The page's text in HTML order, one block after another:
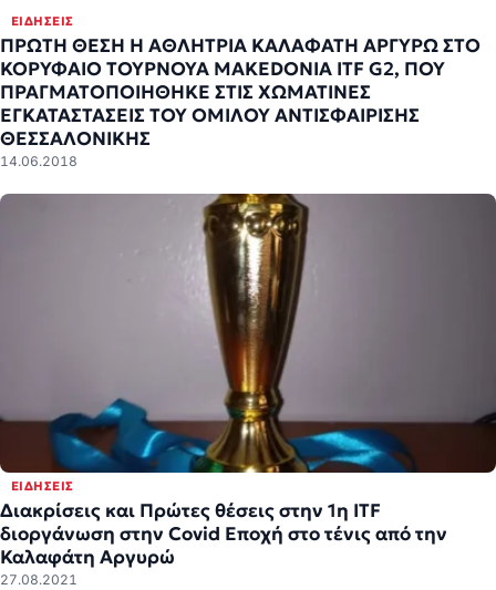
ΕΙΔΉΣΕΙΣ
ΠΡΩΤΗ ΘΕΣΗ Η ΑΘΛΗΤΡΙΑ ΚΑΛΑΦΑΤΗ ΑΡΓΥΡΩ ΣΤΟ
ΚΟΡΥΦΑΙΟ ΤΟΥΡΝΟΥΑ ΜAKEDONIA ITF G2, ΠΟΥ
ΠΡΑΓΜΑΤΟΠΟΙΗΘΗΚΕ ΣΤΙΣ ΧΩΜΑΤΙΝΕΣ
ΕΓΚΑΤΑΣΤΑΣΕΙΣ ΤΟΥ ΟΜΙΛΟΥ ΑΝΤΙΣΦΑΙΡΙΣΗΣ
ΘΕΣΣΑΛΟΝΙΚΗΣ
14.06.2018
ΕΙΔΉΣΕΙΣ
Διακρίσεις και Πρώτες θέσεις στην 1η ITF
διοργάνωση στην Covid Εποχή στο τένις από την
Καλαφάτη Αργυρώ
27.08.2021